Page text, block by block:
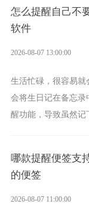
怎么提醒自己不
软件
2026-08-07 13:00:00
生活忙碌，很容易就
会将生日记在备忘
醒功能，导致虽然记
哪款提醒便签支
的便签
2026-08-07 11:00:00